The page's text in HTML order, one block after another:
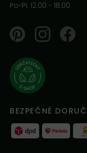
Po-Pi: 12.00 - 18.00
PinterestInstagramFacebook
BEZPEČNÉ